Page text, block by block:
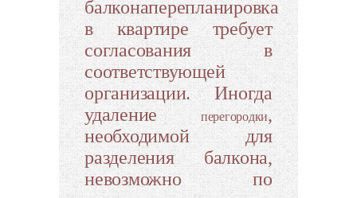
балконаперепланировка
в квартире требует
согласования в
соответствующей
организации. Иногда
удаление
перегородки,
необходимой для
разделения балкона,
невозможно по